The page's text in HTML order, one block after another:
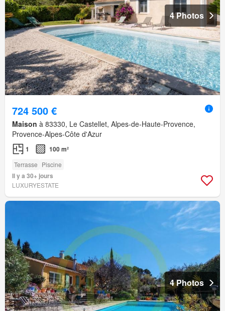
4 Photos
724 500 €
Maison à 83330, Le Castellet, Alpes-de-Haute-Provence,
Provence-Alpes-Côte d'Azur
1 100 m²
Terrasse Piscine
Il y a 30+ jours
LUXURYESTATE
4 Photos